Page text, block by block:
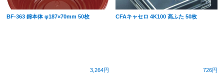
BF-363 錦本体 φ187×70mm 50枚
3,264円
CFAキャセロ 4K100 高ふた 50枚
726円